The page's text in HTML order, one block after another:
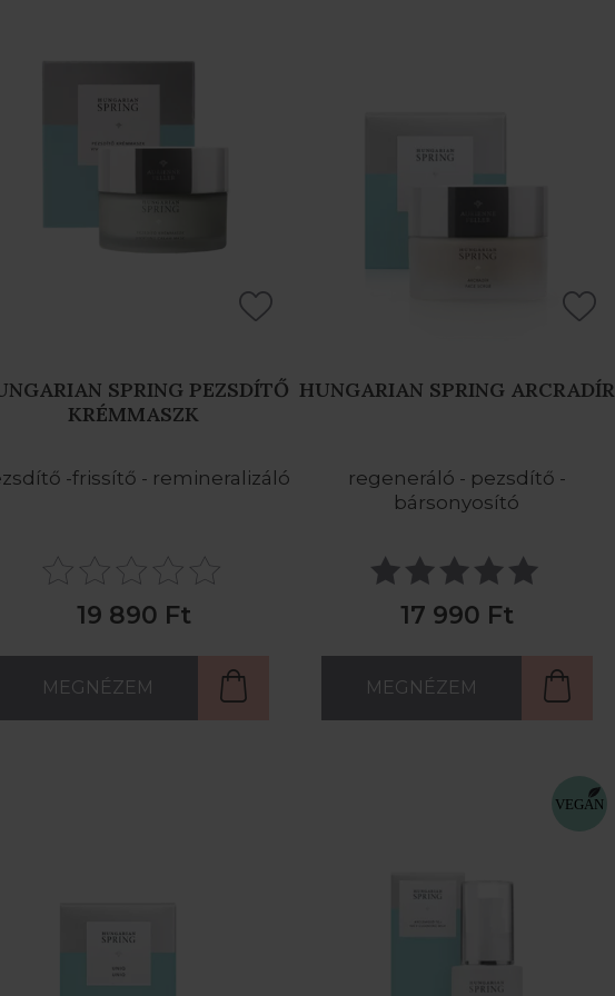
SPRING PEZSDÍTŐ
KRÉMMASZK
-frissítő - remineralizáló
19 890 Ft
MEGNÉZEM
HUNGARIAN SPRING ARCRADÍR
regeneráló - pezsdítő -
bársonyosító
17 990 Ft
MEGNÉZEM